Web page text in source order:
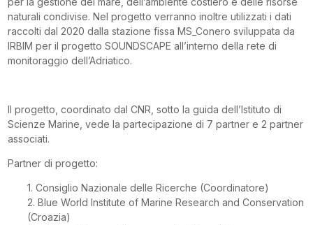
naturali condivise. Nel progetto verranno inoltre utilizzati i dati
raccolti dal 2020 dalla stazione fissa MS_Conero sviluppata da
IRBIM per il progetto SOUNDSCAPE all’interno della rete di
monitoraggio dell’Adriatico.
Il progetto, coordinato dal CNR, sotto la guida dell’Istituto di
Scienze Marine, vede la partecipazione di 7 partner e 2 partner
associati.
Partner di progetto:
1. Consiglio Nazionale delle Ricerche (Coordinatore)
2. Blue World Institute of Marine Research and Conservation
(Croazia)